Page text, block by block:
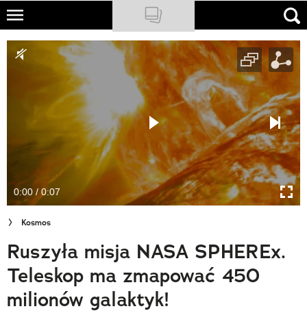
Skip
main
NATIONAL GEOGRAPHIC
PODCASTY
Cuda Polski
Wielki Konkurs Fotograficzny
Trendbook Podróżniczy
Polecane
0:00 / 0:07
Kosmos
Ruszyła misja NASA SPHEREx.
Teleskop ma zmapować 450
milionów galaktyk!